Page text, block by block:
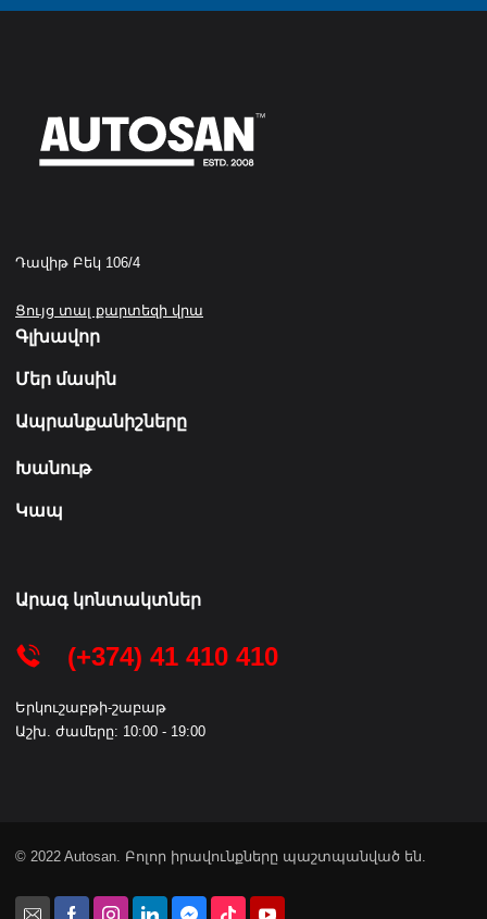
Դավիթ Բեկ 106/4
Ցույց տալ քարտեզի վրա
Գլխավոր
Մեր մասին
Ապրանքանիշները
Խանութ
Կապ
Արագ կոնտակտներ
(+374) 41 410 410
Երկուշաբթի-շաբաթ
Աշխ. ժամերը: 10:00 - 19:00
© 2022 Autosan. Բոլոր իրավունքները պաշտպանված են.